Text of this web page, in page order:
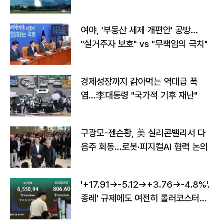
여야, '부동산 세제 개편안' 공방…
"실거주자 보호" vs "무책임의 극치"
경제성장까지 갉아먹는 역대급 폭
염…李대통령 "국가적 기후 재난"
구광모-젠슨황, 美 실리콘밸리서 다
음주 회동…로봇·피지컬AI 협력 논의
'+17.91→-5.12→+3.76→-4.8%'…'
종레' 규제에도 여전히 롤러코스터